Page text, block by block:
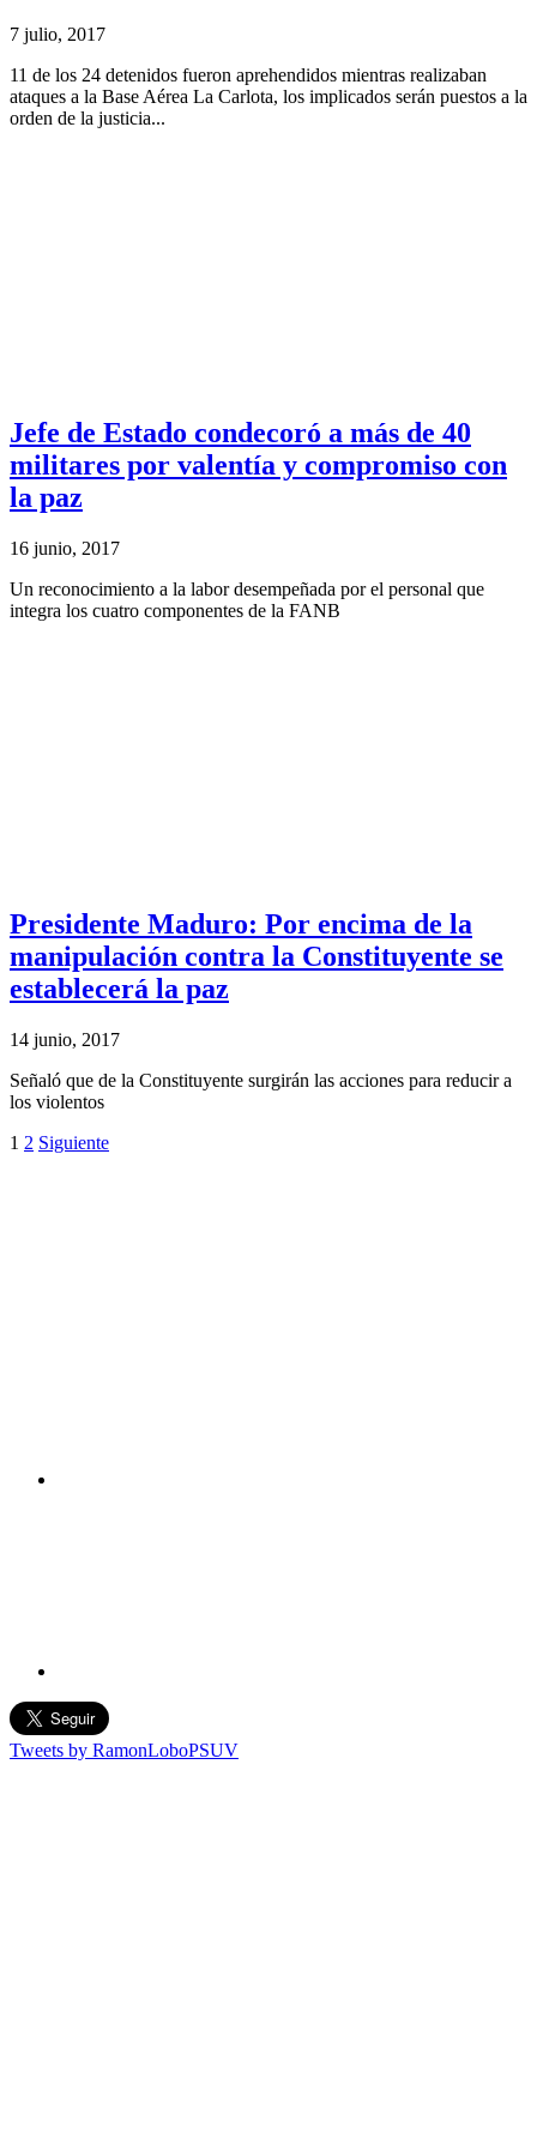
7 julio, 2017
11 de los 24 detenidos fueron aprehendidos mientras realizaban
ataques a la Base Aérea La Carlota, los implicados serán puestos a la
orden de la justicia...
Jefe de Estado condecoró a más de 40
militares por valentía y compromiso con
la paz
16 junio, 2017
Un reconocimiento a la labor desempeñada por el personal que
integra los cuatro componentes de la FANB
Presidente Maduro: Por encima de la
manipulación contra la Constituyente se
establecerá la paz
14 junio, 2017
Señaló que de la Constituyente surgirán las acciones para reducir a
los violentos
1 2 Siguiente
Tweets by RamonLoboPSUV